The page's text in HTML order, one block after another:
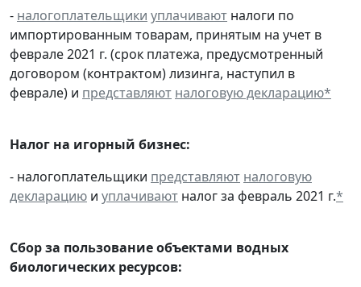
- налогоплательщики уплачивают налоги по
импортированным товарам, принятым на учет в
феврале 2021 г. (срок платежа, предусмотренный
договором (контрактом) лизинга, наступил в
феврале) и представляют налоговую декларацию*
Налог на игорный бизнес:
- налогоплательщики представляют налоговую
декларацию и уплачивают налог за февраль 2021 г.*
Сбор за пользование объектами водных
биологических ресурсов: